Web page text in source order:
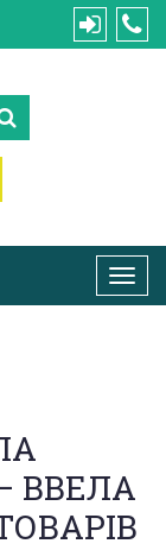
ВВЕЛА